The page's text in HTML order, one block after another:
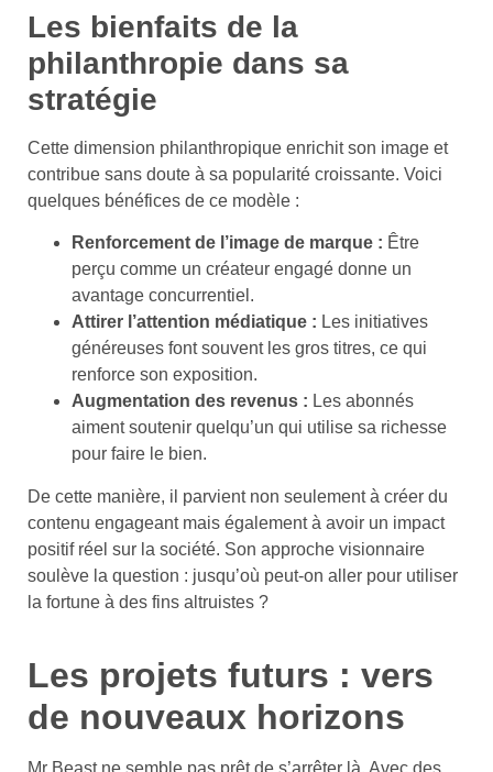
Les bienfaits de la
philanthropie dans sa
stratégie
Cette dimension philanthropique enrichit son image et
contribue sans doute à sa popularité croissante. Voici
quelques bénéfices de ce modèle :
Renforcement de l’image de marque : Être
perçu comme un créateur engagé donne un
avantage concurrentiel.
Attirer l’attention médiatique : Les initiatives
généreuses font souvent les gros titres, ce qui
renforce son exposition.
Augmentation des revenus : Les abonnés
aiment soutenir quelqu’un qui utilise sa richesse
pour faire le bien.
De cette manière, il parvient non seulement à créer du
contenu engageant mais également à avoir un impact
positif réel sur la société. Son approche visionnaire
soulève la question : jusqu’où peut-on aller pour utiliser
la fortune à des fins altruistes ?
Les projets futurs : vers
de nouveaux horizons